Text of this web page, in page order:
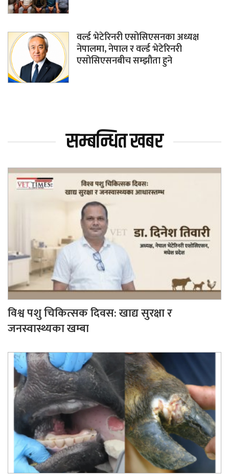
वर्ल्ड भेटेरिनरी एसोसिएसनका अध्यक्ष
नेपालमा, नेपाल र वर्ल्ड भेटेरिनरी
एसोसिएसनबीच सम्झौता हुने
सम्बन्धित खबर
विश्व पशु चिकित्सक दिवस: खाद्य सुरक्षा र
जनस्वास्थ्यका खम्बा